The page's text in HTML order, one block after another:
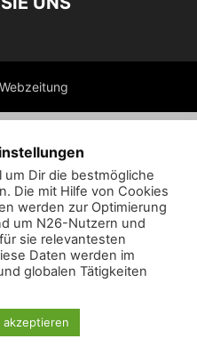
Dir die bestmögliche
Die mit Hilfe von Cookies
werden zur Optimierung
um N26-Nutzern und
sie relevantesten
Daten werden im
globalen Tätigkeiten
akzeptieren